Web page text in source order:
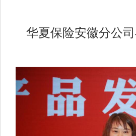
华夏保险安徽分公